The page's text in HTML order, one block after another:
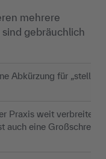
mehrere
gebräuchlich
Abkürzung für
Praxis weit verbreitet,
auch eine